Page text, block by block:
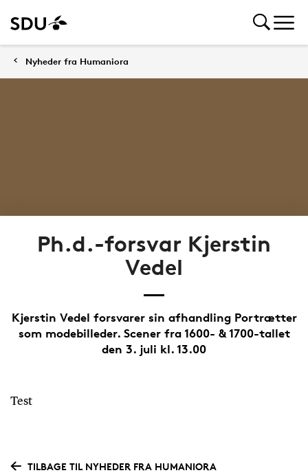
Nyheder fra Humaniora
Ph.d.-forsvar Kjerstin
Vedel
Kjerstin Vedel forsvarer sin afhandling Portrætter
som modebilleder. Scener fra 1600- & 1700-tallet
den 3. juli kl. 13.00
Test
TILBAGE TIL NYHEDER FRA HUMANIORA